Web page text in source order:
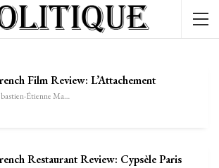
Film Review: L’Attachement
Sébastien-Étienne Marechal
Restaurant Review: Cypsèle Paris